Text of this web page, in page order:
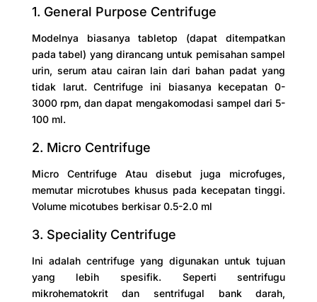
1. General Purpose Centrifuge
Modelnya biasanya tabletop (dapat ditempatkan
pada tabel) yang dirancang untuk pemisahan sampel
urin, serum atau cairan lain dari bahan padat yang
tidak larut. Centrifuge ini biasanya kecepatan 0-
3000 rpm, dan dapat mengakomodasi sampel dari 5-
100 ml.
2. Micro Centrifuge
Micro Centrifuge Atau disebut juga microfuges,
memutar microtubes khusus pada kecepatan tinggi.
Volume micotubes berkisar 0.5-2.0 ml
3. Speciality Centrifuge
Ini adalah centrifuge yang digunakan untuk tujuan
yang lebih spesifik. Seperti sentrifugu
mikrohematokrit dan sentrifugal bank darah,